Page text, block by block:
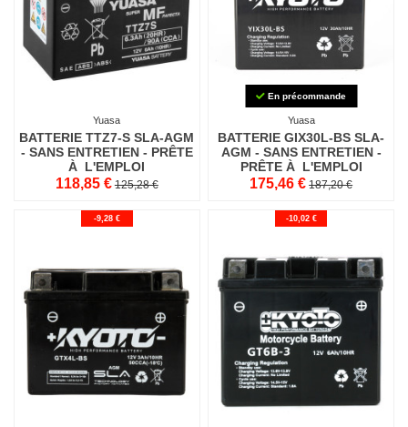
Yuasa
BATTERIE TTZ7-S SLA-AGM
- SANS ENTRETIEN - PRÊTE
À L'EMPLOI
118,85 € 125,28 €
En précommande
Yuasa
BATTERIE GIX30L-BS SLA-
AGM - SANS ENTRETIEN -
PRÊTE À L'EMPLOI
175,46 € 187,20 €
-9,28 € -10,02 €